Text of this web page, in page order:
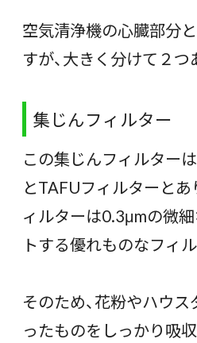
空気清浄機の心臓部分
すが、大きく分けて２つ
集じんフィルター
この集じんフィルター
とTAFUフィルターとあ
ィルターは0.3μmの微
トする優れものなフィ
そのため、花粉やハウ
ったものをしっかり吸